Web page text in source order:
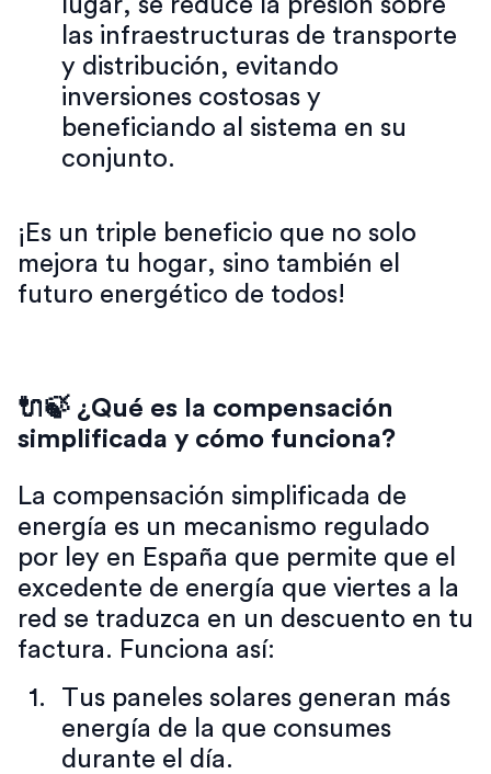
lugar, se reduce la presión sobre
las infraestructuras de transporte
y distribución, evitando
inversiones costosas y
beneficiando al sistema en su
conjunto.
¡Es un triple beneficio que no solo
mejora tu hogar, sino también el
futuro energético de todos!
🔌🍃 ¿Qué es la compensación
simplificada y cómo funciona?
La compensación simplificada de
energía es un mecanismo regulado
por ley en España que permite que el
excedente de energía que viertes a la
red se traduzca en un descuento en tu
factura. Funciona así:
Tus paneles solares generan más
energía de la que consumes
durante el día.